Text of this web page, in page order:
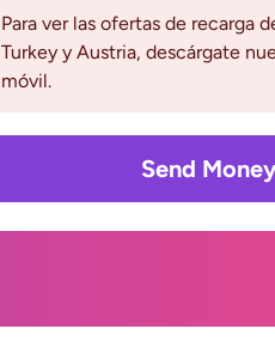
Para ver las ofertas de recarga
Turkey y Austria, descárgate
móvil.
Send